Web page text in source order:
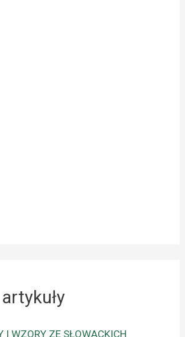
I WZORY ZE SŁOWACKICH